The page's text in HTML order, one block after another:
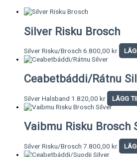
Silver Risku Brosch
Silver Risku/Brosch 6.800,00 kr
Ceabetbáddi/Rátnu
Silver Halsband 1.820,00 kr LÄGG
Vaibmu Risku Brosch
Silver Risku/Brosch 7.800,00 kr